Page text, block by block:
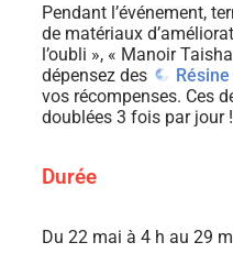
Pendant l’événement,
de matériaux
l’oubli », « Manoir
dépensez des
vos récompenses. Ces
doublées 3 fois par jour !
Durée
Du 22 mai à 4 h au 29